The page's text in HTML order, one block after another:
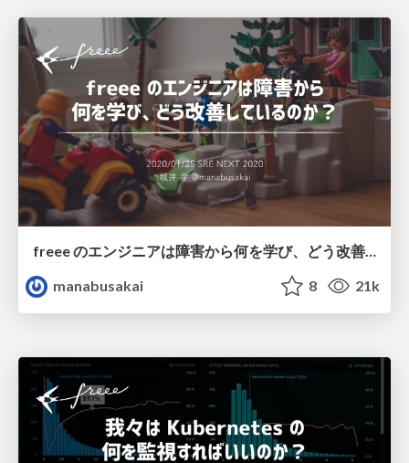
freee のエンジニアは障害から何を学び、どう改善しているのか？ / What do freee engineers learn and improve from failures?
manabusakai
8 21k